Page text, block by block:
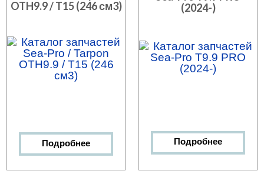
OTH9.9 / T15 (246 см3)
Подробнее
(2024-)
Подробнее